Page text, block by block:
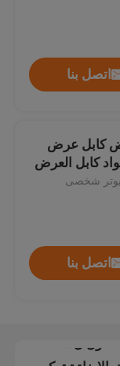
اتصل بنا
كابل عرض
كابل العرض
اتصل بنا
متوافق مسدس شكل قابل للتعديل كابل القابضون تخصيص إنهاء اللون
كابل الجانب خروج الطائرات كابل القابضون النيكل مطلي مع السلامة الجوز